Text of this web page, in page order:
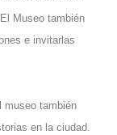
Museo también
e invitarlas
museo también
en la ciudad.